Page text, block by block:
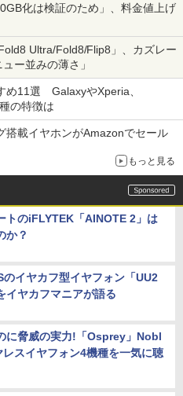
化は検証のため」、料金値上げ
Ultra/Fold8/Flip8」、カズレー
ー並みの薄さ」
め11選 GalaxyやXperia、
の特徴は
搭載イヤホンがAmazonでセール
もっと見る
トのiFLYTEK「AINOTE 2」は
か？
のイヤカフ型イヤフォン「UU2
イヤカフマニアが語る
に脅威の実力!「Osprey」Nobl
スイヤフォン4機種を一気に聴